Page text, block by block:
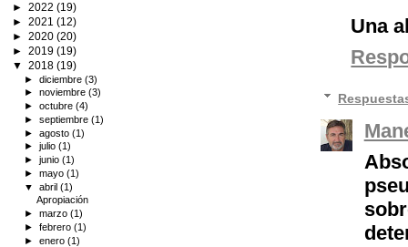
Una
► 2022 (19)
► 2021 (12)
► 2020 (20)
► 2019 (19)
▼ 2018 (19)
►diciembre(3)
►noviembre(3)
►octubre(4)
►septiembre(1)
►agosto(1)
►julio(1)
►junio(1)
►mayo(1)
▼abril(1)
Apropiación
►marzo(1)
►febrero(1)
►enero(1)